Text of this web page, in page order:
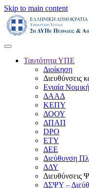
Skip to main content
Ταυτότητα ΥΠΕ
Διοίκηση
Διευθύνσεις
Ενιαία
ΔΑΑΔ
ΚΕΠΥ
ΔΟΟΥ
ΔΠΑΠ
DPO
ΕΤΥ
ΔΕΕ
Διεύθυνση
ΔΔΥ
Διευθύνσεις
ΔΣΨΥ –